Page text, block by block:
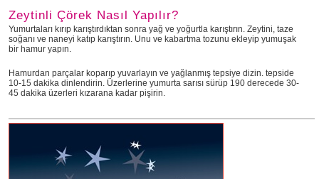
Zeytinli Çörek Nasıl Yapılır?
Yumurtaları kırıp karıştırdıktan sonra yağ ve yoğurtla karıştırın. Zeytini, taze
soğanı ve naneyi katıp karıştırın. Unu ve kabartma tozunu ekleyip yumuşak
bir hamur yapın.
Hamurdan parçalar koparıp yuvarlayın ve yağlanmış tepsiye dizin. tepside
10-15 dakika dinlendirin. Üzerlerine yumurta sarısı sürüp 190 derecede 30-
45 dakika üzerleri kızarana kadar pişirin.